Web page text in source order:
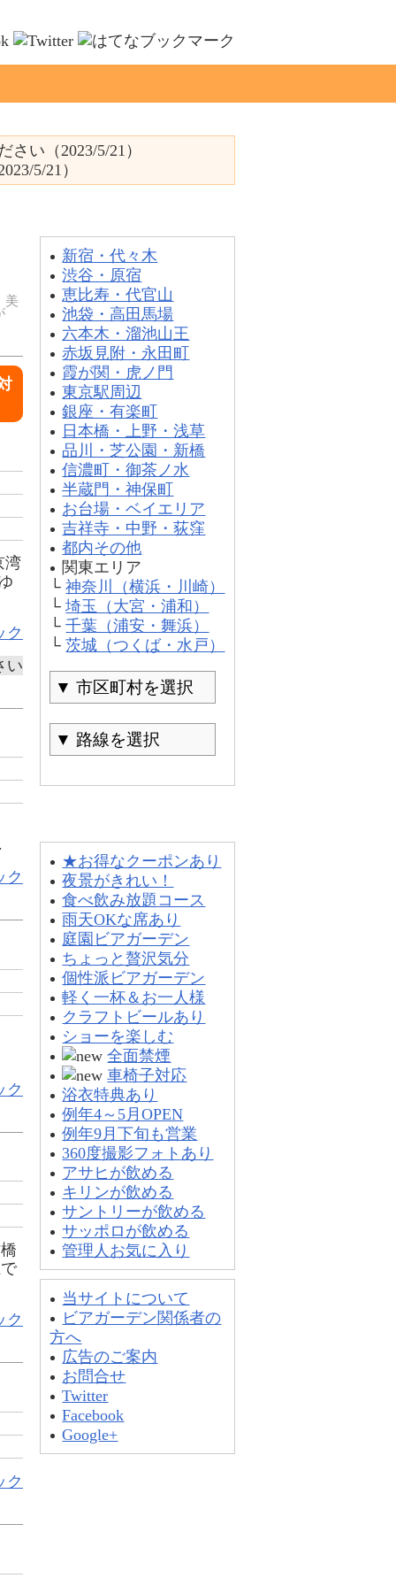
い（2023/5/21）
5/21）
美
湾
ク
い
ク
ク
ク
ク
新宿・代々木
渋谷・原宿
恵比寿・代官山
池袋・高田馬場
六本木・溜池山王
赤坂見附・永田町
霞が関・虎ノ門
東京駅周辺
銀座・有楽町
日本橋・上野・浅草
品川・芝公園・新橋
信濃町・御茶ノ水
半蔵門・神保町
お台場・ベイエリア
吉祥寺・中野・荻窪
都内その他
関東エリア
└神奈川（横浜・川崎）
└埼玉（大宮・浦和）
└千葉（浦安・舞浜）
└茨城（つくば・水戸）
★お得なクーポンあり
夜景がきれい！
食べ飲み放題コース
雨天OKな席あり
庭園ビアガーデン
ちょっと贅沢気分
個性派ビアガーデン
軽く一杯＆お一人様
クラフトビールあり
ショーを楽しむ
全面禁煙
車椅子対応
浴衣特典あり
例年4～5月OPEN
例年9月下旬も営業
360度撮影フォトあり
アサヒが飲める
キリンが飲める
サントリーが飲める
サッポロが飲める
管理人お気に入り
当サイトについて
ビアガーデン関係者の
方へ
広告のご案内
お問合せ
Twitter
Facebook
Google+